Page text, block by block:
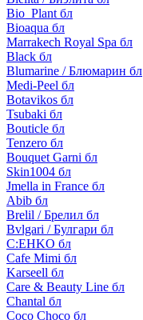
Bio_Plant бл
Bioaqua бл
Marrakech Royal Spa бл
Black бл
Blumarine / Блюмарин бл
Medi-Peel бл
Botavikos бл
Tsubaki бл
Bouticle бл
Tenzero бл
Bouquet Garni бл
Skin1004 бл
Jmella in France бл
Abib бл
Brelil / Брелил бл
Bvlgari / Булгари бл
C:EHKO бл
Cafe Mimi бл
Karseell бл
Care & Beauty Line бл
Chantal бл
Coco Choco бл